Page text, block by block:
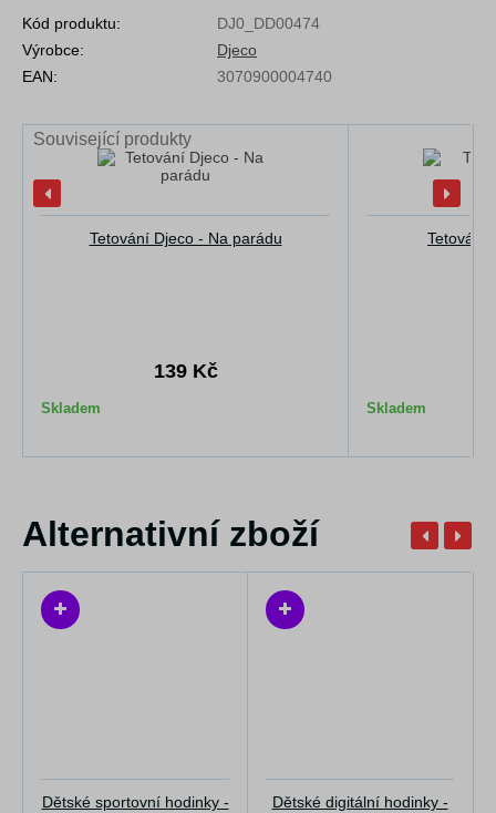
Kód produktu:
DJ0_DD00474
Výrobce:
Djeco
EAN:
3070900004740
Související produkty
Tetování Djeco - Na parádu
139 Kč
Skladem
Tetování
Skladem
Alternativní zboží
Dětské sportovní hodinky - Dětské digitální hodinky -